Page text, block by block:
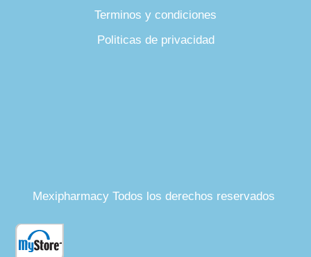
Terminos y condiciones
Politicas de privacidad
Mexipharmacy Todos los derechos reservados